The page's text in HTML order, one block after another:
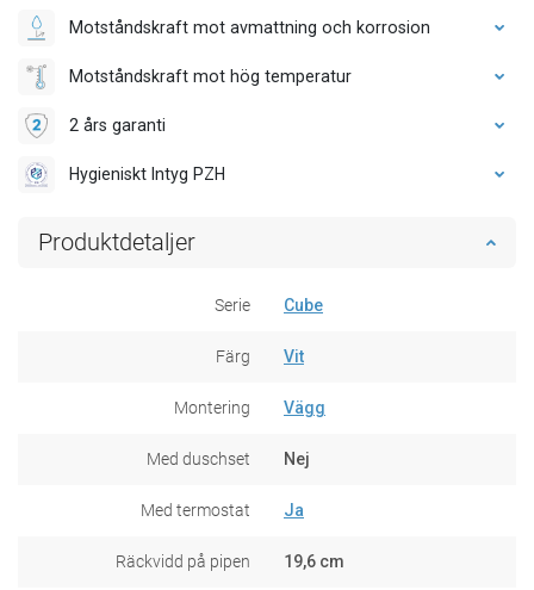
Motståndskraft mot avmattning och korrosion
Motståndskraft mot hög temperatur
2 års garanti
Hygieniskt Intyg PZH
Produktdetaljer
Serie Cube
Färg Vit
Montering Vägg
Med duschset Nej
Med termostat Ja
Räckvidd på pipen 19,6 cm